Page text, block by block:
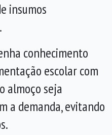
insumos
conhecimento
escolar com
almoço seja
a demanda, evitando